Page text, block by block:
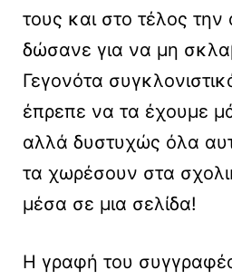
τους και στο τέλος
δώσανε για να μη
Γεγονότα
έπρεπε να τα έχουμε
αλλά δυστυχώς όλα
τα χωρέσουν στα
μέσα σε μια σελίδα!
Η γραφή του